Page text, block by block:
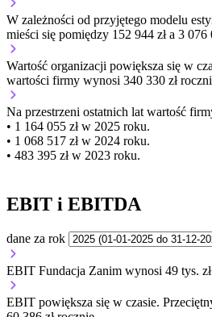
W zależności od przyjętego modelu
mieści się pomiędzy 152 944 zł a 3 076
Wartość organizacji powiększa się w
wartości firmy wynosi 340 330 zł
Na przestrzeni ostatnich lat wartość
• 1 164 055 zł w 2025 roku.
• 1 068 517 zł w 2024 roku.
• 483 395 zł w 2023 roku.
EBIT i EBITDA
dane za rok
EBIT Fundacja Zanim wynosi 49 tys.
EBIT powiększa się w czasie.